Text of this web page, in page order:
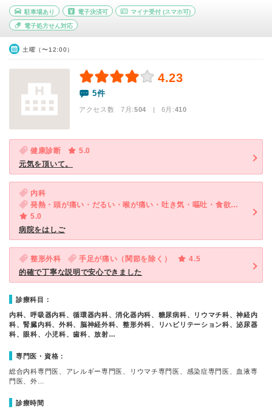
駐車場あり 電子決済可 マイナ受付 (スマホ可)
電子処方せん対応
土曜（〜12:00）
4.23
5件
アクセス数 7月:504 | 6月:410
健康診断
5.0
元気を頂いて。
内科
発熱・頭が痛い・だるい・喉が痛い・吐き気・嘔吐・食欲不振・体調不良
5.0
病院をはしご
整形外科 手足が痛い（関節を除く）
4.5
的確で丁寧な説明で安心できました
診療科目：
内科、呼吸器内科、循環器内科、消化器内科、糖尿病科、リウマチ科、神経内
科、腎臓内科、外科、脳神経外科、整形外科、リハビリテーション科、泌尿器
科、眼科、小児科、歯科、放射…
専門医・資格：
総合内科専門医、アレルギー専門医、リウマチ専門医、感染症専門医、血液専
門医、外…
診療時間